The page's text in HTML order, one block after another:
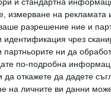
измерване на рекламата
разрешение ние и
чрез
партньорите ни да
по-подробна
откажете да дадете
на личните ви данни